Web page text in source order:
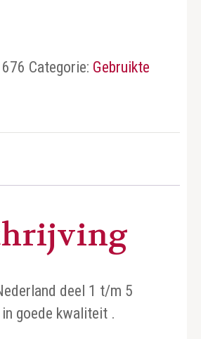
676 Categorie: Gebruikte
deel 1 t/m 5
goede kwaliteit .